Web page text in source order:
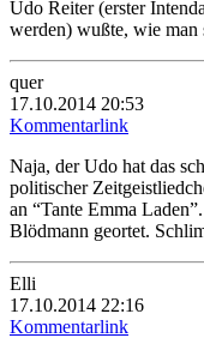
Udo Reiter (erster
werden) wußte, wie man
quer
17.10.2014 20:53
Kommentarlink
Naja, der Udo hat das
politischer
an “Tante Emma
Blödmann geortet.
Elli
17.10.2014 22:16
Kommentarlink